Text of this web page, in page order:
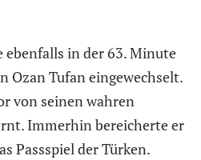
ebenfalls in der 63. Minute
Ozan Tufan eingewechselt.
von seinen wahren
Immerhin bereicherte er
Passspiel der Türken.